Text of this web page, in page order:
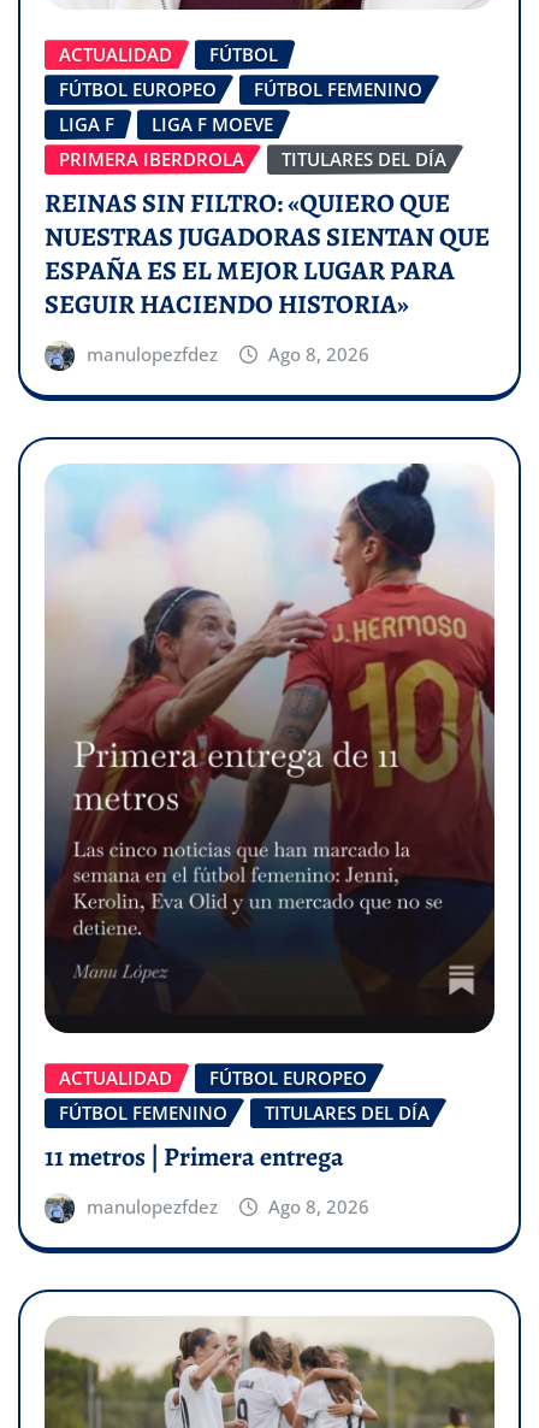
ACTUALIDAD
FÚTBOL
FÚTBOL EUROPEO
FÚTBOL FEMENINO
LIGA F
LIGA F MOEVE
PRIMERA IBERDROLA
TITULARES DEL DÍA
REINAS SIN FILTRO: «QUIERO QUE
NUESTRAS JUGADORAS SIENTAN QUE
ESPAÑA ES EL MEJOR LUGAR PARA
SEGUIR HACIENDO HISTORIA»
manulopezfdez Ago 8, 2026
ACTUALIDAD
FÚTBOL EUROPEO
FÚTBOL FEMENINO
TITULARES DEL DÍA
11 metros | Primera entrega
manulopezfdez Ago 8, 2026